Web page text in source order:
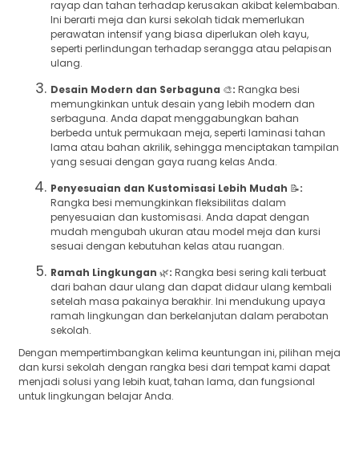
rayap dan tahan terhadap kerusakan akibat kelembaban.
Ini berarti meja dan kursi sekolah tidak memerlukan
perawatan intensif yang biasa diperlukan oleh kayu,
seperti perlindungan terhadap serangga atau pelapisan
ulang.
Desain Modern dan Serbaguna 🎨: Rangka besi
memungkinkan untuk desain yang lebih modern dan
serbaguna. Anda dapat menggabungkan bahan
berbeda untuk permukaan meja, seperti laminasi tahan
lama atau bahan akrilik, sehingga menciptakan tampilan
yang sesuai dengan gaya ruang kelas Anda.
Penyesuaian dan Kustomisasi Lebih Mudah 📝:
Rangka besi memungkinkan fleksibilitas dalam
penyesuaian dan kustomisasi. Anda dapat dengan
mudah mengubah ukuran atau model meja dan kursi
sesuai dengan kebutuhan kelas atau ruangan.
Ramah Lingkungan 🌿: Rangka besi sering kali terbuat
dari bahan daur ulang dan dapat didaur ulang kembali
setelah masa pakainya berakhir. Ini mendukung upaya
ramah lingkungan dan berkelanjutan dalam perabotan
sekolah.
Dengan mempertimbangkan kelima keuntungan ini, pilihan meja
dan kursi sekolah dengan rangka besi dari tempat kami dapat
menjadi solusi yang lebih kuat, tahan lama, dan fungsional
untuk lingkungan belajar Anda.